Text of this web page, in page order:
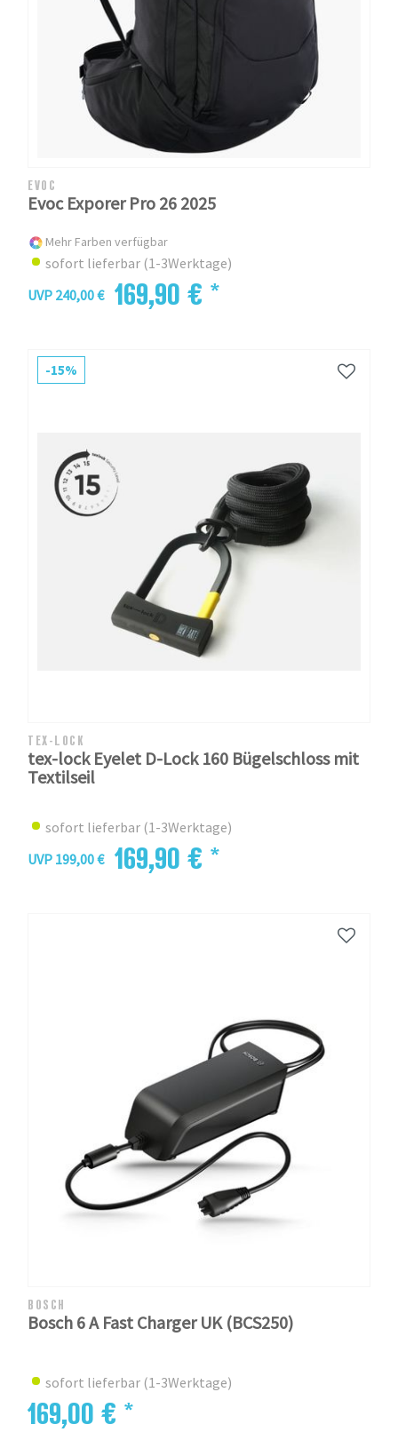
EVOC
Evoc Exporer Pro 26 2025
Mehr Farben verfügbar
sofort lieferbar (1-3Werktage)
UVP 240,00 € 169,90 € *
-15%
TEX-LOCK
tex-lock Eyelet D-Lock 160 Bügelschloss mit
Textilseil
sofort lieferbar (1-3Werktage)
UVP 199,00 € 169,90 € *
BOSCH
Bosch 6 A Fast Charger UK (BCS250)
sofort lieferbar (1-3Werktage)
169,00 € *